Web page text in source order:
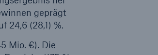
geprägt
24,6 (28,1) %.
Mio. €). Die